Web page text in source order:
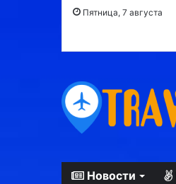
Пятница, 7 августа
Новости